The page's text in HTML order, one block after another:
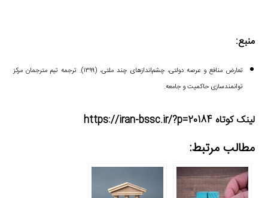
منبع:
تعارض منافع و عرصه دولتی، چشم‌اندازهای چند ملتی، (۱۳۹۹). ترجمه تیم مترجمان مرکز
توانمندسازی حاکمیت و جامعه.
لینک کوتاه https://iran-bssc.ir/?p=20184
مطالب مرتبط: